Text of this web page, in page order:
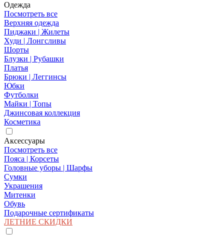
Одежда
Посмотреть все
Верхняя одежда
Пиджаки | Жилеты
Худи | Лонгсливы
Шорты
Блузки | Рубашки
Платья
Брюки | Леггинсы
Юбки
Футболки
Майки | Топы
Джинсовая коллекция
Косметика
Аксессуары
Посмотреть все
Пояса | Корсеты
Головные уборы | Шарфы
Сумки
Украшения
Митенки
Обувь
Подарочные сертификаты
ЛЕТНИЕ СКИДКИ